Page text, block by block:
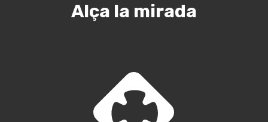
Alça la mirada